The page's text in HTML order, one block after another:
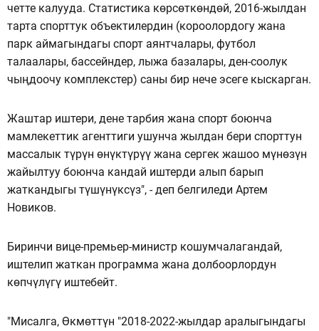
четте калууда. Статистика көрсөткөндөй, 2016-жылдан
тарта спорттук объектилердин (короолордогу жана
парк аймагындагы спорт аянтчалары, футбол
талаалары, бассейндер, лыжа базалары, ден-соолук
чыңдоочу комплекстер) саны бир нече эсеге кыскарган.
Жаштар иштери, дене тарбия жана спорт боюнча
мамлекеттик агенттиги ушунча жылдан бери спорттун
массалык түрүн өнүктүрүү жана сергек жашоо мүнөзүн
жайылтуу боюнча кандай иштерди алып барып
жаткандыгы түшүнүксүз", - деп белгиледи Артем
Новиков.
Биринчи вице-премьер-министр кошумчалагандай,
иштелип жаткан программа жана долбоорлордун
көпчүлүгү иштебейт.
"Мисалга, Өкмөттүн "2018-2022-жылдар аралыгындагы